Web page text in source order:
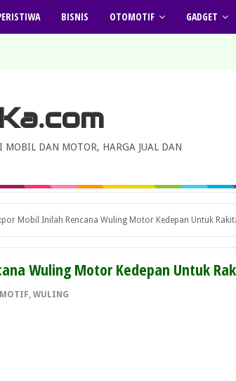
BISNIS OTOMOTIF GADGET
MOBIL DAN MOTOR, HARGA JUAL DAN
Mobil Inilah Rencana Wuling Motor Kedepan Untuk
Wuling Motor Kedepan Untuk
, WULING